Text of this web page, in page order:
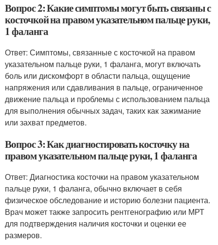
Вопрос 2: Какие симптомы могут быть связаны с
косточкой на правом указательном пальце руки,
1 фаланга
Ответ: Симптомы, связанные с косточкой на правом
указательном пальце руки, 1 фаланга, могут включать
боль или дискомфорт в области пальца, ощущение
напряжения или сдавливания в пальце, ограниченное
движение пальца и проблемы с использованием пальца
для выполнения обычных задач, таких как зажимание
или захват предметов.
Вопрос 3: Как диагностировать косточку на
правом указательном пальце руки, 1 фаланга
Ответ: Диагностика косточки на правом указательном
пальце руки, 1 фаланга, обычно включает в себя
физическое обследование и историю болезни пациента.
Врач может также запросить рентгенографию или МРТ
для подтверждения наличия косточки и оценки ее
размеров.